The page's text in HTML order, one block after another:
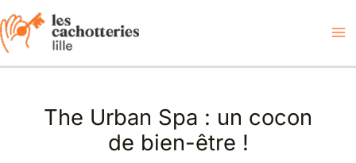
Aller
au
contenu
The Urban Spa : un cocon
de bien-être !